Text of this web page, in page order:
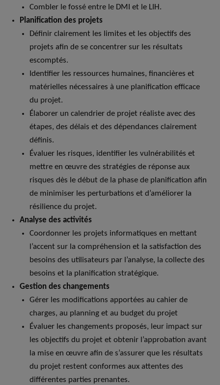
Combler le fossé entre le DMI et le LIH.
Planification des projets
Définir clairement les limites et les objectifs des
projets afin de se concentrer sur les résultats
escomptés.
Identifier les ressources humaines, financières et
matérielles nécessaires à une planification efficace
du projet.
Élaborer un calendrier de projet réaliste avec des
étapes, des délais et des dépendances clairement
définis.
Évaluer les risques, identifier les vulnérabilités et
mettre en œuvre des stratégies de réponse aux
risques dès le début de la phase de planification afin
de minimiser les perturbations et d’améliorer la
résilience du projet.
Analyse des activités
Coordonner les projets informatiques en mettant
l’accent sur la compréhension et la satisfaction des
besoins des utilisateurs par l’analyse, la collecte des
besoins et la planification stratégique.
Gestion des changements
Gérer les modifications apportées au cahier de
charges, au planning et au budget du projet
Évaluer les changements proposés, leur impact sur
les objectifs du projet et obtenir l’approbation avant
la mise en œuvre afin de s’assurer que les résultats
du projet restent conformes aux attentes des
différentes parties prenantes.